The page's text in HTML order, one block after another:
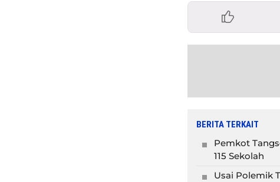
BERITA TERKAIT
Pemkot
115 Sekolah
Usai Polemik